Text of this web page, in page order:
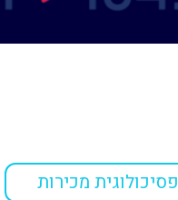
פסיכולוגית מכירות